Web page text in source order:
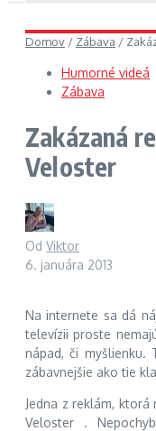
Domov / Zábava /
Humorné videá
Zábava
Zakázaná
Veloster
Od Viktor
6. januára 2013
Na internete sa dá
televízii proste
nápad, či myšlienku.
zábavnejšie ako tie
Jedna z reklám,
Veloster .